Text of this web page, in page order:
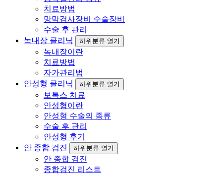
치료방법
망막검사장비 수술장비
수술 후 관리
녹내장 클리닉
하위분류 열기
녹내장이란
치료방법
자가관리법
안성형 클리닉
하위분류 열기
보톡스 치료
안성형이란
안성형 수술의 종류
수술 후 관리
안성형 후기
안 종합 검진
하위분류 열기
안 종합 검진
종합검진 리스트